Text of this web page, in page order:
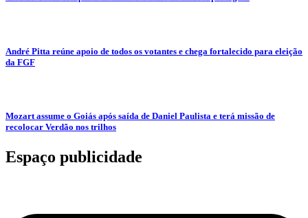
André Pitta reúne apoio de todos os votantes e chega fortalecido para eleição
da FGF
Mozart assume o Goiás após saída de Daniel Paulista e terá missão de
recolocar Verdão nos trilhos
Espaço publicidade